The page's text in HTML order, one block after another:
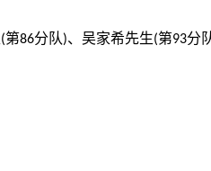
86分队)、吴家希先生(第93分